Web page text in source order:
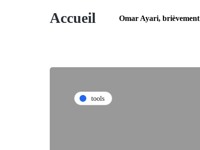
Accueil Omar Ayari, brièvement
tools